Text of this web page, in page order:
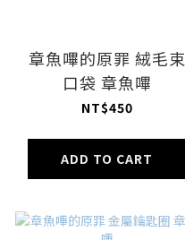
章魚嗶的原罪 絨毛束
口袋 章魚嗶
NT$450
ADD TO CART